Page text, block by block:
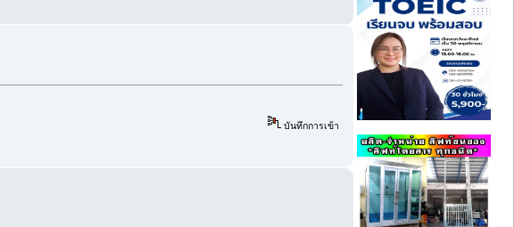
บันทึกการเข้า